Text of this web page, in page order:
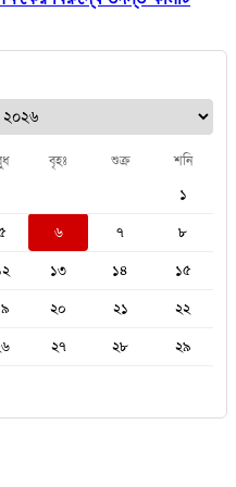
বৃহঃ শুক্র শনি
১
৬ ৭
৮
১৩ ১৪
১৫
২০ ২১
২২
২৭ ২৮
২৯